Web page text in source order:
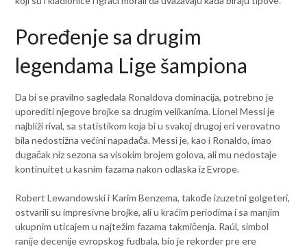
Poređenje sa drugim
legendama Lige šampiona
Da bi se pravilno sagledala Ronaldova dominacija, potrebno je
uporediti njegove brojke sa drugim velikanima. Lionel Messi je
najbliži rival, sa statistikom koja bi u svakoj drugoj eri verovatno
bila nedostižna većini napadača. Messi je, kao i Ronaldo, imao
dugačak niz sezona sa visokim brojem golova, ali mu nedostaje
kontinuitet u kasnim fazama nakon odlaska iz Evrope.
Robert Lewandowski i Karim Benzema, takođe izuzetni golgeteri,
ostvarili su impresivne brojke, ali u kraćim periodima i sa manjim
ukupnim uticajem u najtežim fazama takmičenja. Raúl, simbol
ranije decenije evropskog fudbala, bio je rekorder pre ere